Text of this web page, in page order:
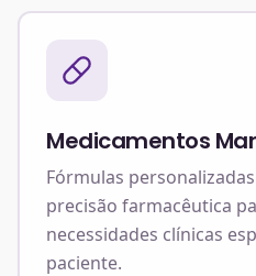
Medicamentos
Fórmulas
precisão farmacêutica
necessidades clínicas
paciente.